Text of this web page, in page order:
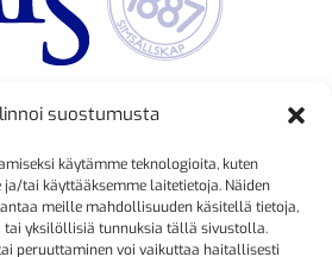
suostumusta
käytämme teknologioita, kuten
tai käyttääksemme laitetietoja. Näiden
meille mahdollisuuden käsitellä tietoja,
tai yksilöllisiä tunnuksia tällä sivustolla.
peruuttaminen voi vaikuttaa haitallisesti
Mäkinen
040 725 3186